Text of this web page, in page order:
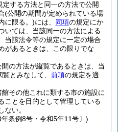
定する方法と同一の方法で公開
(公開の期間が定められている場
に限る。)には、 同項の規定にか
いては、当該同一の方法による
当該法令等の規定に一定の場合
があるときは、この限りでな
の方法が縦覧であるときは、当
覧とみなして、 前項の規定を適
その他これに類する市の施設に
ことを目的として管理している
ない。
条例8号・令和5年11号〕)